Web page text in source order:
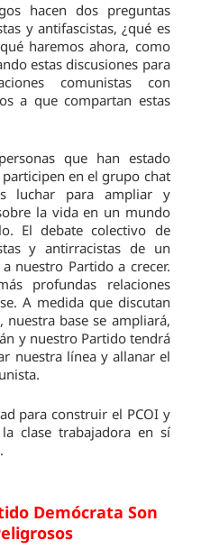
hacen dos preguntas
y antifascistas, ¿qué es
haremos ahora, como
estas discusiones para
comunistas con
a que compartan estas
que han estado
en el grupo chat
luchar para ampliar y
la vida en un mundo
El debate colectivo de
y antirracistas de un
nuestro Partido a crecer.
profundas relaciones
A medida que discutan
nuestra base se ampliará,
y nuestro Partido tendrá
nuestra línea y allanar el
para construir el PCOI y
clase trabajadora en sí
Demócrata Son